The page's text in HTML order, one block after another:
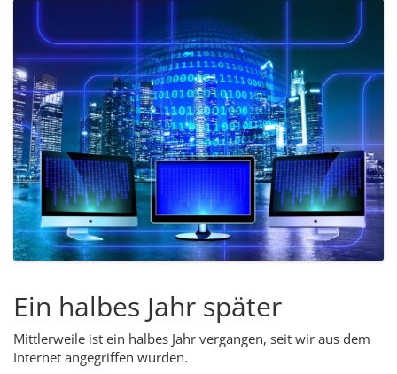
Ein halbes Jahr später
Mittlerweile ist ein halbes Jahr vergangen, seit wir aus dem
Internet angegriffen wurden.